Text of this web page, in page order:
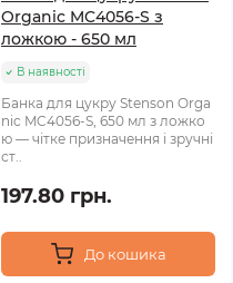
Organic MC4056-S з
ложкою - 650 мл
В наявності
Банка для цукру Stenson Orga
nic MC4056-S, 650 мл з ложко
ю — чітке призначення і зручні
ст..
197.80 грн.
До кошика